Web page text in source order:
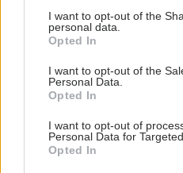
not limited to your visit or
grant or deny consent to
use your data for below
consent section.
I want to opt-out of the
personal data.
Opted In
I want to opt-out of the
Personal Data.
Opted In
I want to opt-out of
Personal Data for
Opted In
ΔΙΑΒΑΣΤΕ ΑΚΟΜΑ